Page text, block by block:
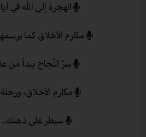
الهجرة إلى الله في
مكارم الأخلاق كما
سرّ النّجاح يبدأ من
مكارم الأخلاق،
سيطر على ذهنك..